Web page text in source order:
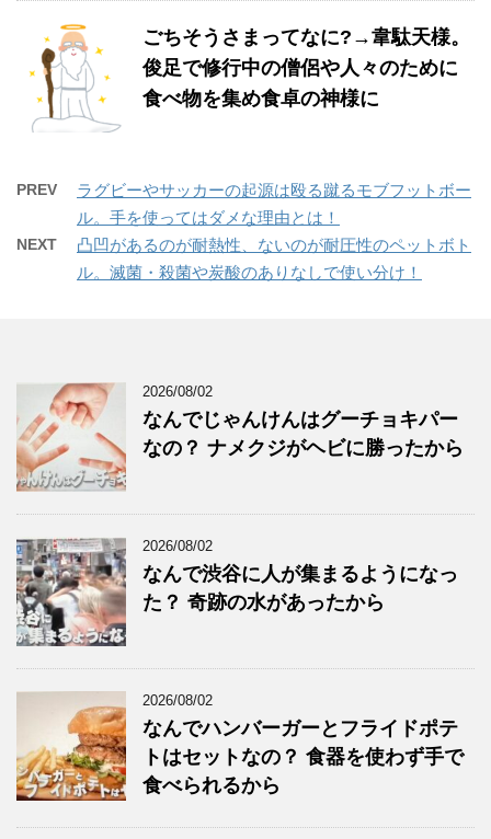
ごちそうさまってなに?→韋駄天様。
俊足で修行中の僧侶や人々のために
食べ物を集め食卓の神様に
PREV
ラグビーやサッカーの起源は殴る蹴るモブフットボー
ル。手を使ってはダメな理由とは！
NEXT
凸凹があるのが耐熱性、ないのが耐圧性のペットボト
ル。滅菌・殺菌や炭酸のありなしで使い分け！
2026/08/02
なんでじゃんけんはグーチョキパー
なの？ ナメクジがヘビに勝ったから
2026/08/02
なんで渋谷に人が集まるようになっ
た？ 奇跡の水があったから
2026/08/02
なんでハンバーガーとフライドポテ
トはセットなの？ 食器を使わず手で
食べられるから